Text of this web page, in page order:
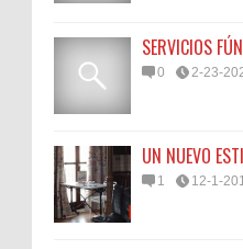
SERVICIOS
0 2-23-
UN NUEVO
1 12-1-